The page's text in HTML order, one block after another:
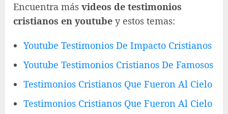
Encuentra más videos de testimonios
cristianos en youtube y estos temas:
Youtube Testimonios De Impacto Cristianos
Youtube Testimonios Cristianos De Famosos
Testimonios Cristianos Que Fueron Al Cielo
Testimonios Cristianos Que Fueron Al Cielo